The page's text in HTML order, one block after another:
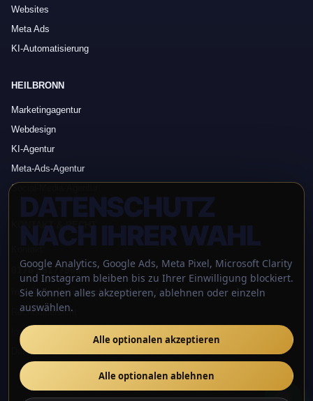
Websites
Meta Ads
KI-Automatisierung
HEILBRONN
Marketingagentur
Webdesign
KI-Agentur
Meta-Ads-Agentur
Social-Media-Agentur
KONTAKT & RECHT
0176 56177969
info@marketingschmiede-hn.de
Rechtsübersicht
Impressum
Datenschutz
DATENSCHUTZ
NACH IHRER WAHL
Google Analytics, Google Ads, Meta Pixel, Microsoft Clarity
und Instagram bleiben bis zu Ihrer Einwilligung blockiert.
Sie können alles akzeptieren, ablehnen oder einzeln
auswählen.
Alle optionalen akzeptieren
Alle optionalen ablehnen